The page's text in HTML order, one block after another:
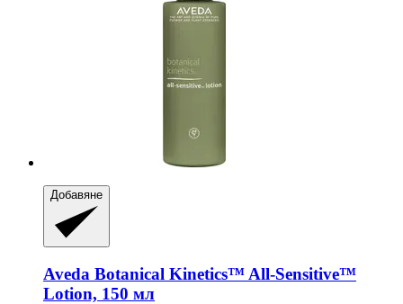
Добавяне
Aveda Botanical Kinetics™ All-​Sensitive™
Lotion, 150 мл